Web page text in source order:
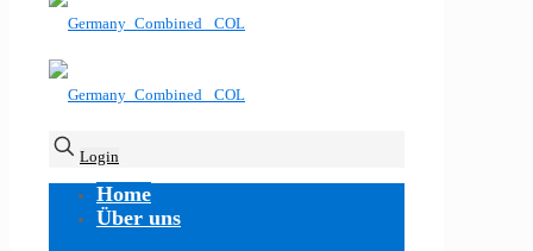
Login
Home
Über uns